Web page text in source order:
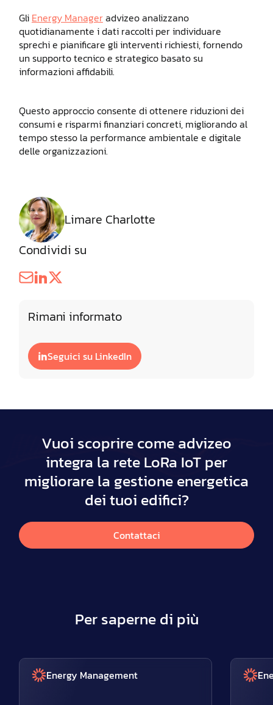
Gli Energy Manageradvizeo analizzano
quotidianamente i dati raccolti per individuare
sprechi e pianificare gli interventi richiesti, fornendo
un supporto tecnico e strategico basato su
informazioni affidabili.
Questo approccio consente di ottenere riduzioni dei
consumi e risparmi finanziari concreti, migliorando al
tempo stesso la performance ambientale e digitale
delle organizzazioni.
Limare Charlotte
Condividi su
Rimani informato
Seguici su LinkedIn
Vuoi scoprire come advizeo
integra la rete LoRa IoT per
migliorare la gestione energetica
dei tuoi edifici?
Contattaci
Per saperne di più
Energy Management